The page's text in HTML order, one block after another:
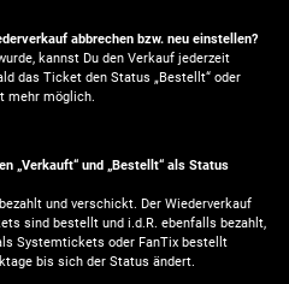
abbrechen bzw. neu einstellen?
kannst Du den Verkauf jederzeit
das Ticket den Status „Bestellt“ oder
mehr möglich.
„Verkauft“ und „Bestellt“ als Status
und verschickt. Der Wiederverkauf
sind bestellt und i.d.R. ebenfalls bezahlt,
Systemtickets oder FanTix bestellt
bis sich der Status ändert.